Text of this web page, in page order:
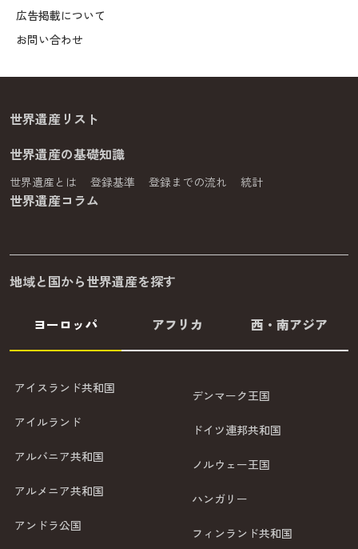
広告掲載について
お問い合わせ
世界遺産リスト
世界遺産の基礎知識
世界遺産とは 登録基準 登録までの流れ 統計
世界遺産コラム
地域と国から世界遺産を探す
ヨーロッパ アフリカ 西・南アジア
アイスランド共和国
アイルランド
アルバニア共和国
アルメニア共和国
アンドラ公国
デンマーク王国
ドイツ連邦共和国
ノルウェー王国
ハンガリー
フィンランド共和国